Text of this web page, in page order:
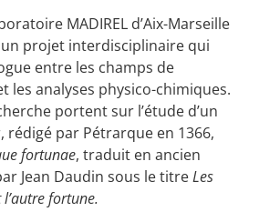
MADIREL d’Aix-Marseille
projet interdisciplinaire qui
entre les champs de
les analyses physico-chimiques.
portent sur l’étude d’un
rédigé par Pétrarque en 1366,
fortunae, traduit en ancien
Jean Daudin sous le titreLes
l’autre fortune.